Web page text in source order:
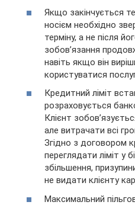
Якщо закінчується
носієм необхідно
терміну, а не після
зобов’язання
навіть якщо він
користуватися
Кредитний ліміт
розраховується
Клієнт
але витрачати всі
Згідно з договором
переглядати ліміт у
збільшення,
не видати клієнту
Максимальний